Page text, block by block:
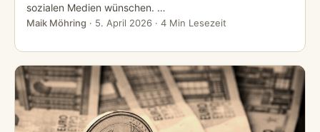
sozialen Medien wünschen. …
Maik Möhring · 5. April 2026 · 4 Min Lesezeit